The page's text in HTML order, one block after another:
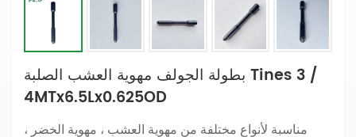
بطولة الجولف مهوية العشب الصلبة Tines 3 /
4MTx6.5Lx0.625OD
مناسبة لأنواع مختلفة من مهوية العشب ، مهوية الخضر ،